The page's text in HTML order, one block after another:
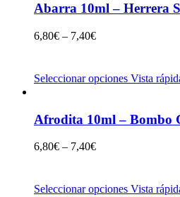
Abarra 10ml – Herrera
6,80€ – 7,40€
Seleccionar opciones Vista
Afrodita 10ml – Bombo
6,80€ – 7,40€
Seleccionar opciones Vista